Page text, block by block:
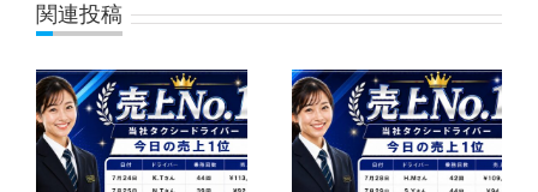
関連投稿